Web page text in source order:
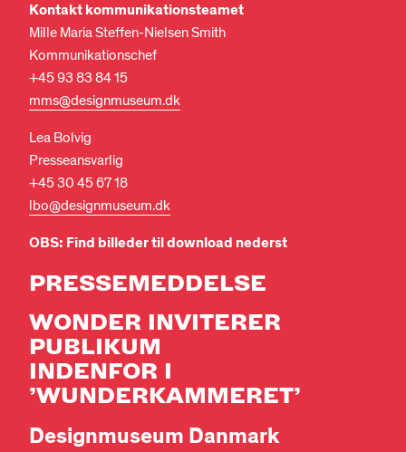
Kontakt kommunikationsteamet
Mille Maria Steffen-Nielsen Smith
Kommunikationschef
+45 93 83 84 15
mms@designmuseum.dk
Lea Bolvig
Presseansvarlig
+45 30 45 67 18
lbo@designmuseum.dk
OBS: Find billeder til download nederst
PRESSEMEDDELSE
WONDER INVITERER
PUBLIKUM
INDENFOR I
’WUNDERKAMMERET’
Designmuseum Danmark